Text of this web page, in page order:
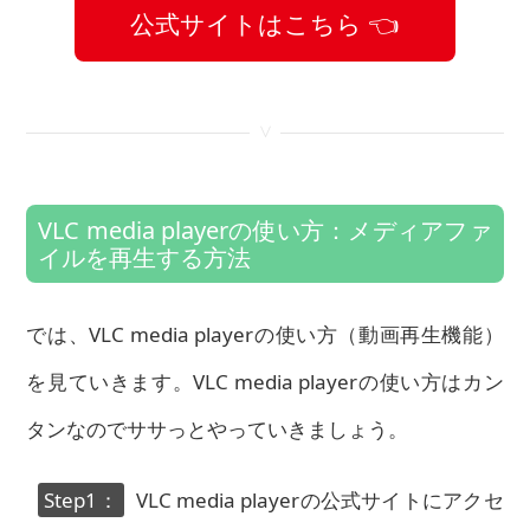
公式サイトはこちら 👈
VLC media playerの使い方：メディアファ
イルを再生する方法
では、VLC media playerの使い方（動画再生機能）
を見ていきます。VLC media playerの使い方はカン
タンなのでササっとやっていきましょう。
Step1：
VLC media playerの公式サイトにアクセ